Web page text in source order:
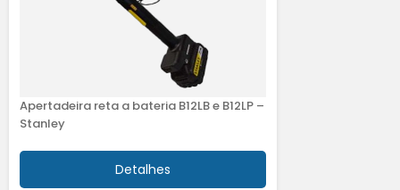
Apertadeira reta a bateria B12LB e B12LP –
Stanley
Detalhes